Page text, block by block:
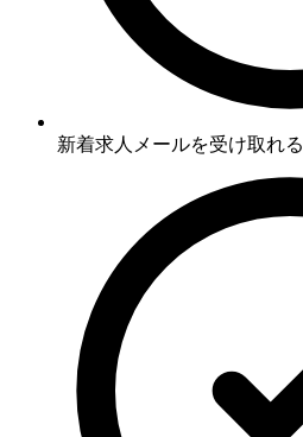
新着求人メールを受け取れる